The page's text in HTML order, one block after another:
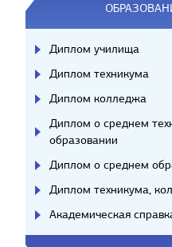
Диплом училища
Диплом техникума
Диплом колледжа
Диплом о среднем
образовании
Диплом о среднем
Диплом техникума,
Академическая